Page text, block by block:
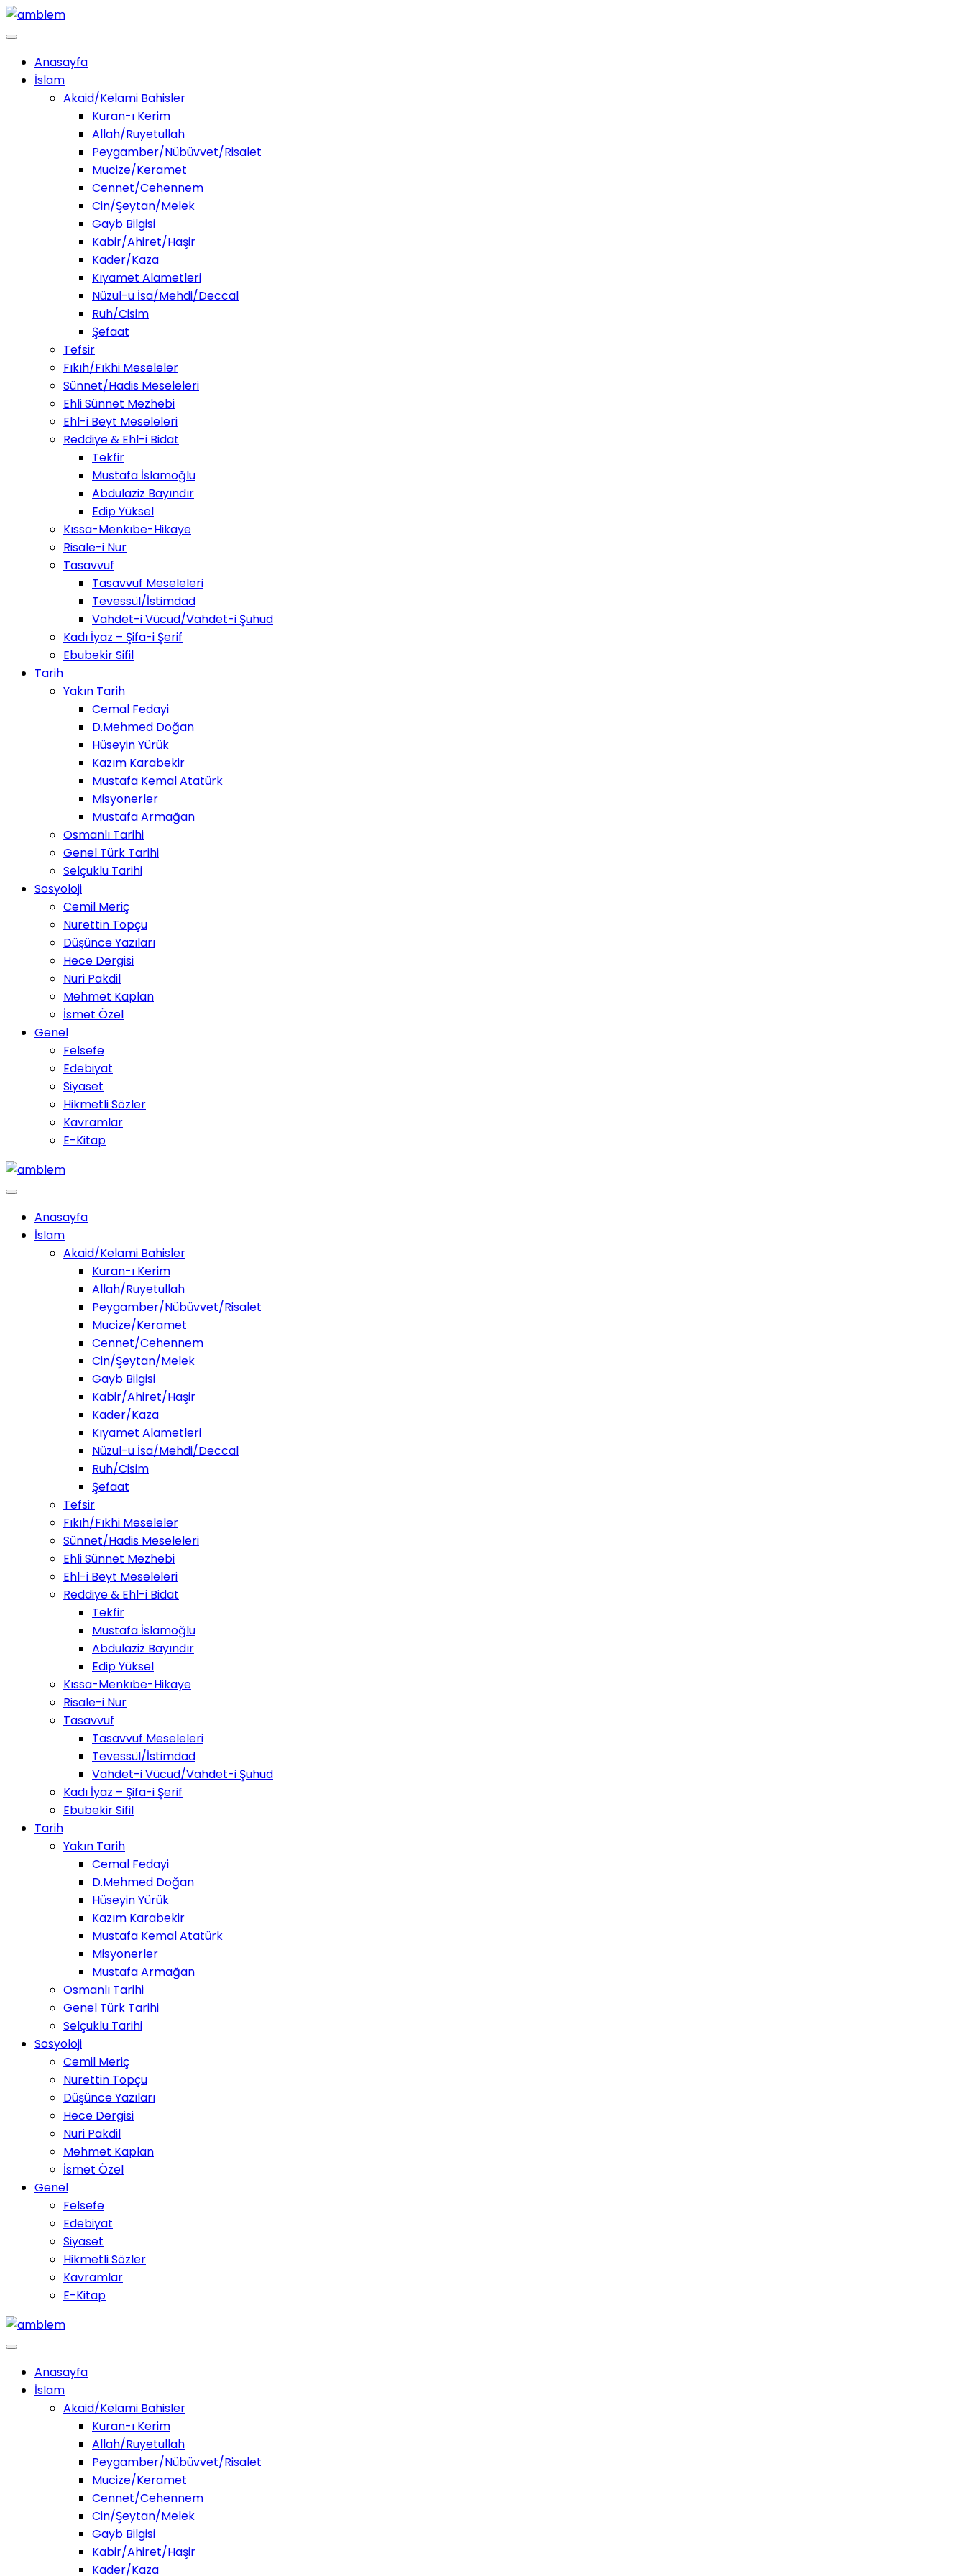
Anasayfa
İslam
Akaid/Kelami Bahisler
Kuran-ı Kerim
Allah/Ruyetullah
Peygamber/Nübüvvet/Risalet
Mucize/Keramet
Cennet/Cehennem
Cin/Şeytan/Melek
Gayb Bilgisi
Kabir/Ahiret/Haşir
Kader/Kaza
Kıyamet Alametleri
Nüzul-u İsa/Mehdi/Deccal
Ruh/Cisim
Şefaat
Tefsir
Fıkıh/Fıkhi Meseleler
Sünnet/Hadis Meseleleri
Ehli Sünnet Mezhebi
Ehl-i Beyt Meseleleri
Reddiye & Ehl-i Bidat
Tekfir
Mustafa İslamoğlu
Abdulaziz Bayındır
Edip Yüksel
Kıssa-Menkıbe-Hikaye
Risale-i Nur
Tasavvuf
Tasavvuf Meseleleri
Tevessül/İstimdad
Vahdet-i Vücud/Vahdet-i Şuhud
Kadı İyaz – Şifa-i Şerif
Ebubekir Sifil
Tarih
Yakın Tarih
Cemal Fedayi
D.Mehmed Doğan
Hüseyin Yürük
Kazım Karabekir
Mustafa Kemal Atatürk
Misyonerler
Mustafa Armağan
Osmanlı Tarihi
Genel Türk Tarihi
Selçuklu Tarihi
Sosyoloji
Cemil Meriç
Nurettin Topçu
Düşünce Yazıları
Hece Dergisi
Nuri Pakdil
Mehmet Kaplan
İsmet Özel
Genel
Felsefe
Edebiyat
Siyaset
Hikmetli Sözler
Kavramlar
E-Kitap
Anasayfa
İslam
Akaid/Kelami Bahisler
Kuran-ı Kerim
Allah/Ruyetullah
Peygamber/Nübüvvet/Risalet
Mucize/Keramet
Cennet/Cehennem
Cin/Şeytan/Melek
Gayb Bilgisi
Kabir/Ahiret/Haşir
Kader/Kaza
Kıyamet Alametleri
Nüzul-u İsa/Mehdi/Deccal
Ruh/Cisim
Şefaat
Tefsir
Fıkıh/Fıkhi Meseleler
Sünnet/Hadis Meseleleri
Ehli Sünnet Mezhebi
Ehl-i Beyt Meseleleri
Reddiye & Ehl-i Bidat
Tekfir
Mustafa İslamoğlu
Abdulaziz Bayındır
Edip Yüksel
Kıssa-Menkıbe-Hikaye
Risale-i Nur
Tasavvuf
Tasavvuf Meseleleri
Tevessül/İstimdad
Vahdet-i Vücud/Vahdet-i Şuhud
Kadı İyaz – Şifa-i Şerif
Ebubekir Sifil
Tarih
Yakın Tarih
Cemal Fedayi
D.Mehmed Doğan
Hüseyin Yürük
Kazım Karabekir
Mustafa Kemal Atatürk
Misyonerler
Mustafa Armağan
Osmanlı Tarihi
Genel Türk Tarihi
Selçuklu Tarihi
Sosyoloji
Cemil Meriç
Nurettin Topçu
Düşünce Yazıları
Hece Dergisi
Nuri Pakdil
Mehmet Kaplan
İsmet Özel
Genel
Felsefe
Edebiyat
Siyaset
Hikmetli Sözler
Kavramlar
E-Kitap
Anasayfa
İslam
Akaid/Kelami Bahisler
Kuran-ı Kerim
Allah/Ruyetullah
Peygamber/Nübüvvet/Risalet
Mucize/Keramet
Cennet/Cehennem
Cin/Şeytan/Melek
Gayb Bilgisi
Kabir/Ahiret/Haşir
Kader/Kaza